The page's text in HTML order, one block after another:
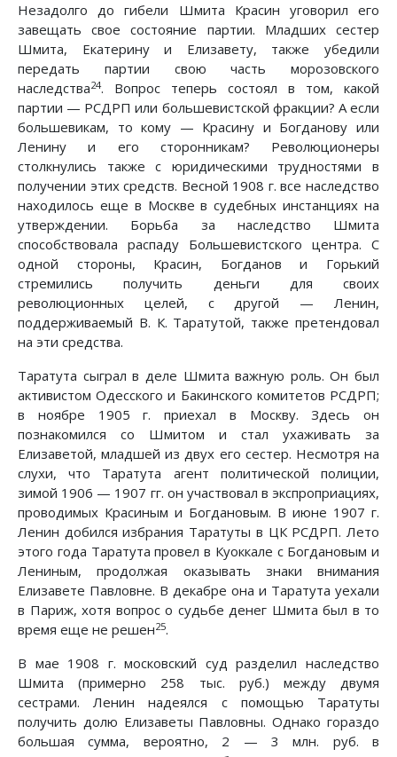
Незадолго до гибели Шмита Красин уговорил его
завещать свое состояние партии. Младших сестер
Шмита, Екатерину и Елизавету, также убедили
передать партии свою часть морозовского
наследства24. Вопрос теперь состоял в том, какой
партии — РСДРП или большевистской фракции? А если
большевикам, то кому — Красину и Богданову или
Ленину и его сторонникам? Революционеры
столкнулись также с юридическими трудностями в
получении этих средств. Весной 1908 г. все наследство
находилось еще в Москве в судебных инстанциях на
утверждении. Борьба за наследство Шмита
способствовала распаду Большевистского центра. С
одной стороны, Красин, Богданов и Горький
стремились получить деньги для своих
революционных целей, с другой — Ленин,
поддерживаемый В. К. Таратутой, также претендовал
на эти средства.
Таратута сыграл в деле Шмита важную роль. Он был
активистом Одесского и Бакинского комитетов РСДРП;
в ноябре 1905 г. приехал в Москву. Здесь он
познакомился со Шмитом и стал ухаживать за
Елизаветой, младшей из двух его сестер. Несмотря на
слухи, что Таратута агент политической полиции,
зимой 1906 — 1907 гг. он участвовал в экспроприациях,
проводимых Красиным и Богдановым. В июне 1907 г.
Ленин добился избрания Таратуты в ЦК РСДРП. Лето
этого года Таратута провел в Куоккале с Богдановым и
Лениным, продолжая оказывать знаки внимания
Елизавете Павловне. В декабре она и Таратута уехали
в Париж, хотя вопрос о судьбе денег Шмита был в то
время еще не решен25.
В мае 1908 г. московский суд разделил наследство
Шмита (примерно 258 тыс. руб.) между двумя
сестрами. Ленин надеялся с помощью Таратуты
получить долю Елизаветы Павловны. Однако гораздо
большая сумма, вероятно, 2 — 3 млн. руб. в